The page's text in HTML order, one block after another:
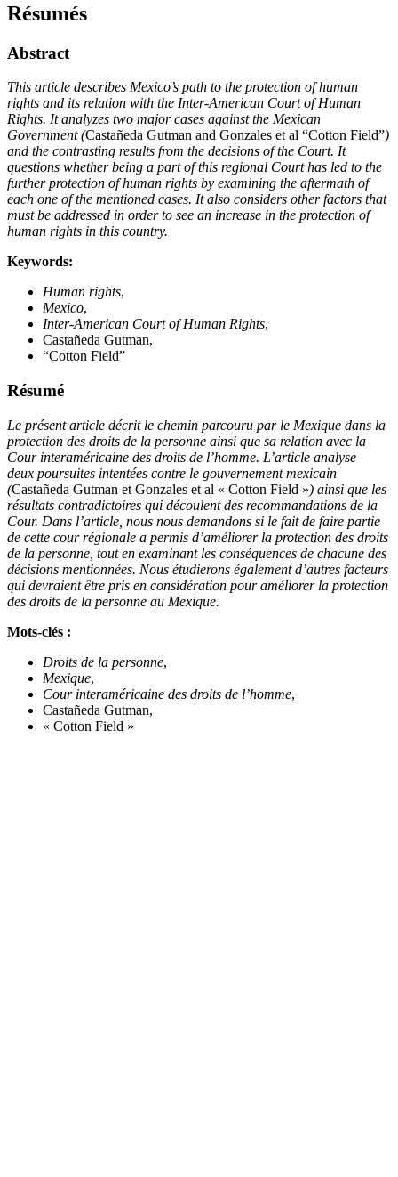
Résumés
Abstract
This article describes Mexico’s path to the protection of human
rights and its relation with the Inter-American Court of Human
Rights. It analyzes two major cases against the Mexican
Government (Castañeda Gutman and Gonzales et al “Cotton Field”)
and the contrasting results from the decisions of the Court. It
questions whether being a part of this regional Court has led to the
further protection of human rights by examining the aftermath of
each one of the mentioned cases. It also considers other factors that
must be addressed in order to see an increase in the protection of
human rights in this country.
Keywords:
Human rights,
Mexico,
Inter-American Court of Human Rights,
Castañeda Gutman,
“Cotton Field”
Résumé
Le présent article décrit le chemin parcouru par le Mexique dans la
protection des droits de la personne ainsi que sa relation avec la
Cour interaméricaine des droits de l’homme. L’article analyse
deux poursuites intentées contre le gouvernement mexicain
(Castañeda Gutman et Gonzales et al « Cotton Field ») ainsi que les
résultats contradictoires qui découlent des recommandations de la
Cour. Dans l’article, nous nous demandons si le fait de faire partie
de cette cour régionale a permis d’améliorer la protection des droits
de la personne, tout en examinant les conséquences de chacune des
décisions mentionnées. Nous étudierons également d’autres facteurs
qui devraient être pris en considération pour améliorer la protection
des droits de la personne au Mexique.
Mots-clés :
Droits de la personne,
Mexique,
Cour interaméricaine des droits de l’homme,
Castañeda Gutman,
« Cotton Field »